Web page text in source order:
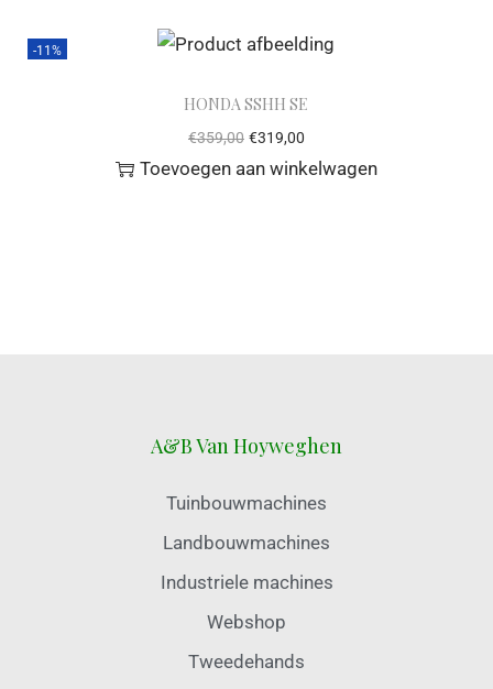
-11%
HONDA SSHH SE
€359,00 €319,00
Toevoegen aan winkelwagen
A&B Van Hoyweghen
Tuinbouwmachines
Landbouwmachines
Industriele machines
Webshop
Tweedehands